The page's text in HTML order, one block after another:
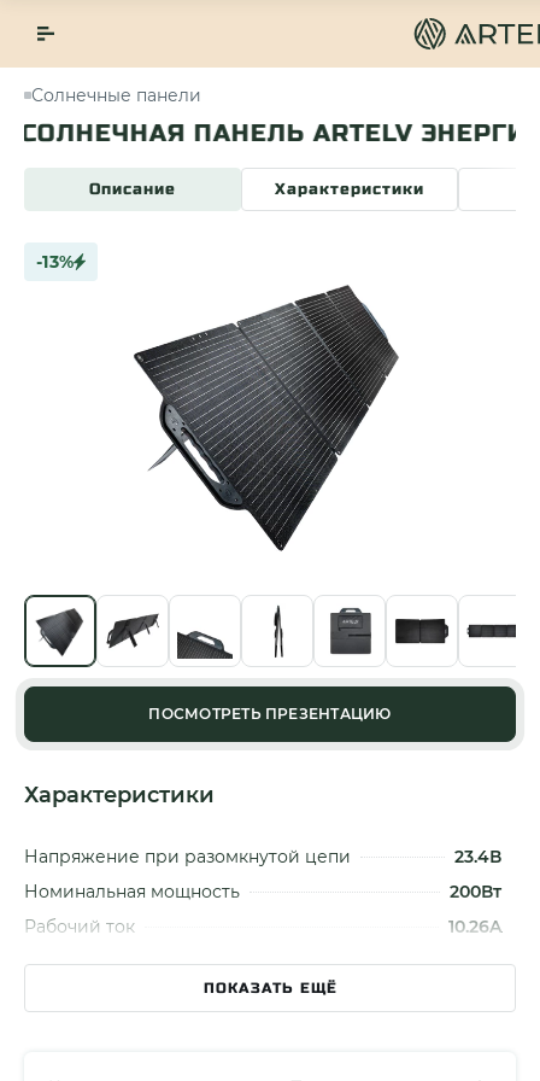
Солнечные панели
СОЛНЕЧНАЯ ПАНЕЛЬ ARTELV ЭНЕРГИЯ
Описание Характеристики
-13%
ПОСМОТРЕТЬ ПРЕЗЕНТАЦИЮ
Характеристики
Напряжение при разомкнутой цепи
23.4В
Номинальная мощность
200Вт
Рабочий ток
10.26A
2337x540x5 мм
Размер в сложенном виде (ДxШxВ)
523x440x45 мм
ПОКАЗАТЬ ЕЩЁ